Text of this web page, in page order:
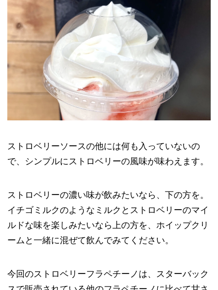
ストロベリーソースの他には何も入っていないの
で、シンプルにストロベリーの風味が味わえます。
ストロベリーの濃い味が飲みたいなら、下の方を。
イチゴミルクのようなミルクとストロベリーのマイ
ルドな味を楽しみたいなら上の方を、ホイップクリ
ームと一緒に混ぜて飲んでみてください。
今回のストロベリーフラペチーノは、スターバック